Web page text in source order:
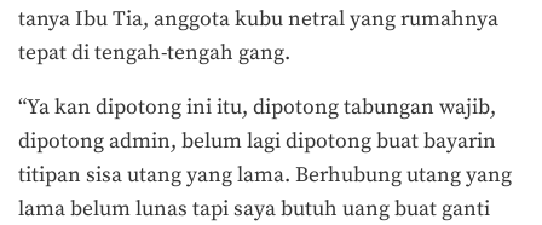
tanya Ibu Tia, anggota kubu netral yang rumahnya
tepat di tengah-tengah gang.
“Ya kan dipotong ini itu, dipotong tabungan wajib,
dipotong admin, belum lagi dipotong buat bayarin
titipan sisa utang yang lama. Berhubung utang yang
lama belum lunas tapi saya butuh uang buat ganti